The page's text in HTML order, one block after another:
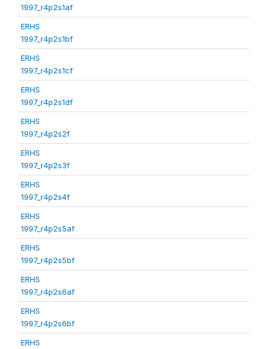
1997_r4p2s1af
ERHS
1997_r4p2s1bf
ERHS
1997_r4p2s1cf
ERHS
1997_r4p2s1df
ERHS
1997_r4p2s2f
ERHS
1997_r4p2s3f
ERHS
1997_r4p2s4f
ERHS
1997_r4p2s5af
ERHS
1997_r4p2s5bf
ERHS
1997_r4p2s6af
ERHS
1997_r4p2s6bf
ERHS